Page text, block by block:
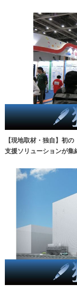
【現地取材・独自】初
支援ソリューションが集